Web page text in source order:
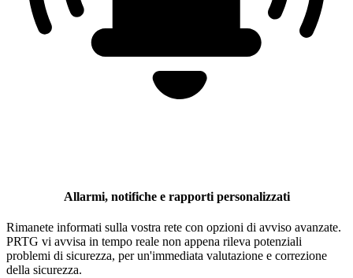
Allarmi, notifiche e rapporti personalizzati
Rimanete informati sulla vostra rete con opzioni di avviso avanzate.
PRTG vi avvisa in tempo reale non appena rileva potenziali
problemi di sicurezza, per un'immediata valutazione e correzione
della sicurezza.